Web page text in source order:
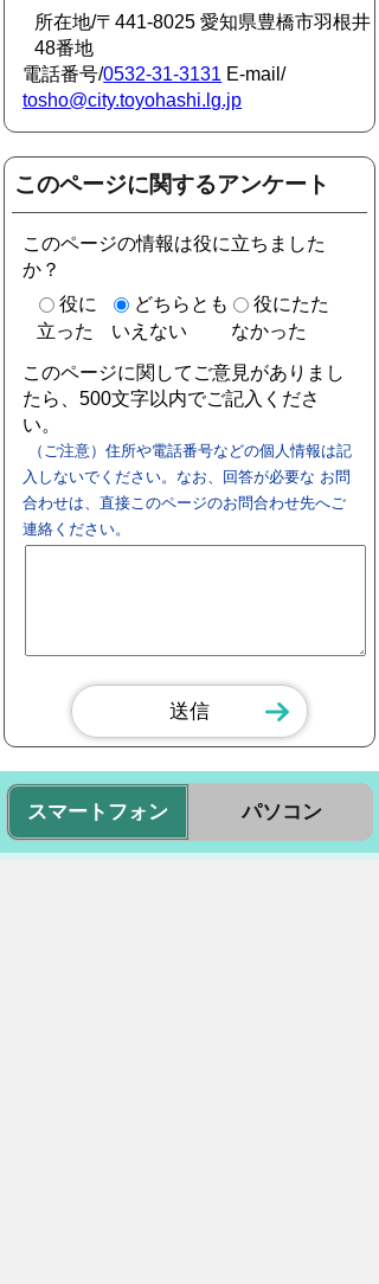
所在地/〒441-8025 愛知県豊橋市羽根井
48番地
電話番号/0532-31-3131 E-mail/
tosho@city.toyohashi.lg.jp
このページに関するアンケート
このページの情報は役に立ちました
か？
役に
立った
どちらとも
いえない
役にたた
なかった
このページに関してご意見がありまし
たら、500文字以内でご記入くださ
い。
（ご注意）住所や電話番号などの個人情報は記
入しないでください。なお、回答が必要な お問
合わせは、直接このページのお問合わせ先へご
連絡ください。
スマートフォン パソコン